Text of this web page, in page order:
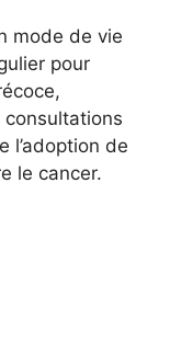
mode de vie
pour
consultations
l’adoption de
le cancer.